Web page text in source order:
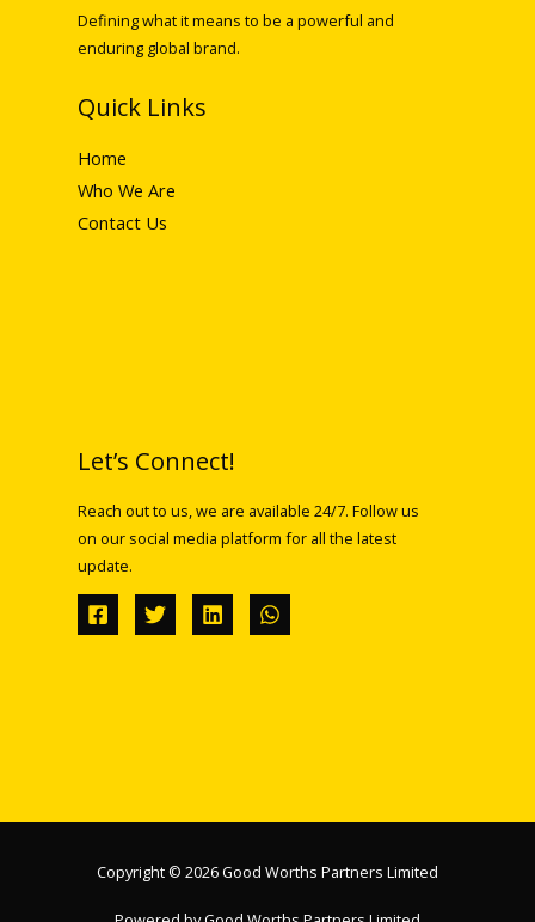
Defining what it means to be a powerful and
enduring global brand.
Quick Links
Home
Who We Are
Contact Us
Let’s Connect!
Reach out to us, we are available 24/7. Follow us
on our social media platform for all the latest
update.
Copyright © 2026 Good Worths Partners Limited